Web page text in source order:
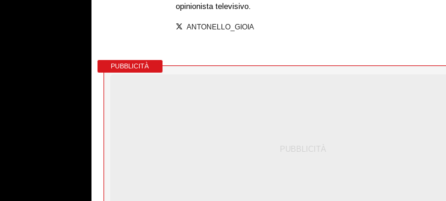
opinionista televisivo.
ANTONELLO_GIOIA
PUBBLICITÀ